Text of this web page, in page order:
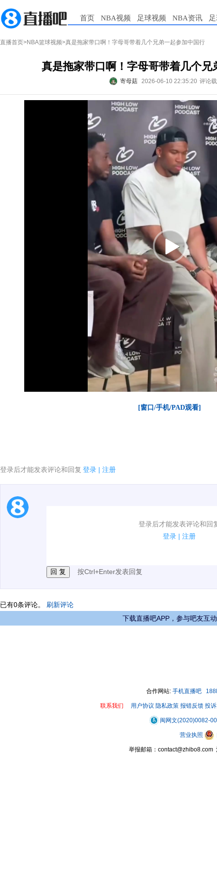
首页 NBA视频 足球视频 NBA资讯
直播首页>NBA篮球视频>真是拖家带口啊！字母哥带着几个兄弟一起参加中国行
真是拖家带口啊！字母哥带着几个兄
寄母菇 2026-06-10 22:35:20 评论
[窗口/手机/PAD观看]
登录后才能发表评论和回复 登录 | 注册
登录后才能发表评论和回
登录 | 注册
1.电脑端新用户可以发表评论了！
按Ctrl+Enter发表回复
已有0条评论。 刷新评论
下载直播吧APP，参与吧友互动
合作网站: 手机直播吧
联系我们 用户协议 隐私政策 报错反馈 投
闽网文(2020)0082-
营业执照
举报邮箱：